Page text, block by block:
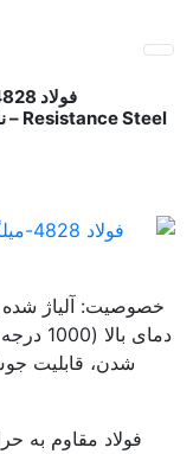
خصوصیت: آلیاژ شده
دمای
شدن، قابلیت